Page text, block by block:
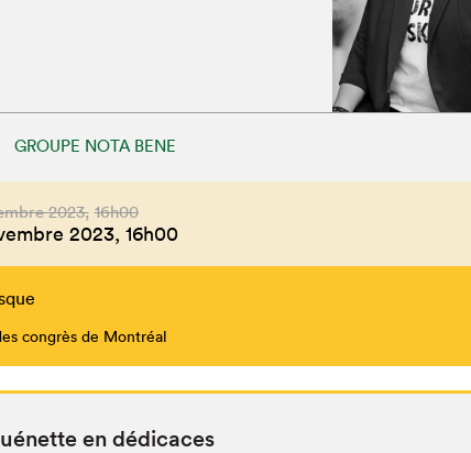
Que cherchez-vous?
GROUPE NOTA BENE
2023, 16h00
2023, 16h00
congrès de Montréal
en dédicaces